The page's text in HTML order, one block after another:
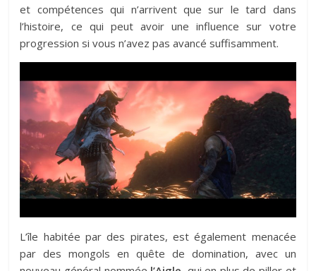
et compétences qui n’arrivent que sur le tard dans
l’histoire, ce qui peut avoir une influence sur votre
progression si vous n’avez pas avancé suffisamment.
L’île habitée par des pirates, est également menacée
par des mongols en quête de domination, avec un